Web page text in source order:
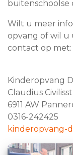
buitenschoolse
Wilt u meer
opvang of wil u
contact op met:
Kinderopvang
Claudius
6911 AW
0316-242425
kinderopvang-